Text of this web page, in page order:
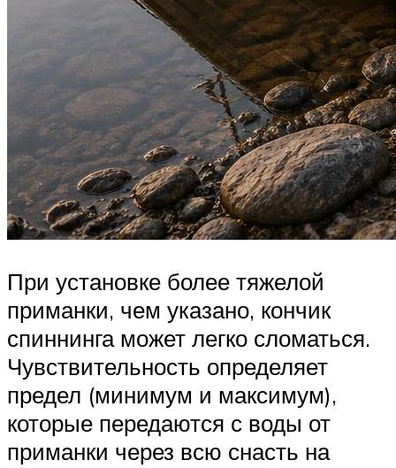
При установке более тяжелой
приманки, чем указано, кончик
спиннинга может легко сломаться.
Чувствительность определяет
предел (минимум и максимум),
которые передаются с воды от
приманки через всю снасть на